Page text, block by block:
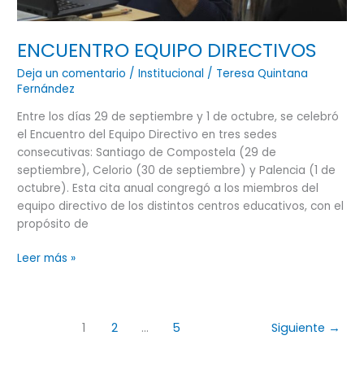
ENCUENTRO EQUIPO DIRECTIVOS
Deja un comentario /Institucional / Teresa Quintana
Fernández
Entre los días 29 de septiembre y 1 de octubre, se celebró
el Encuentro del Equipo Directivo en tres sedes
consecutivas: Santiago de Compostela (29 de
septiembre), Celorio (30 de septiembre) y Palencia (1 de
octubre). Esta cita anual congregó a los miembros del
equipo directivo de los distintos centros educativos, con el
propósito de
Leer más »
1 2 … 5 Siguiente →